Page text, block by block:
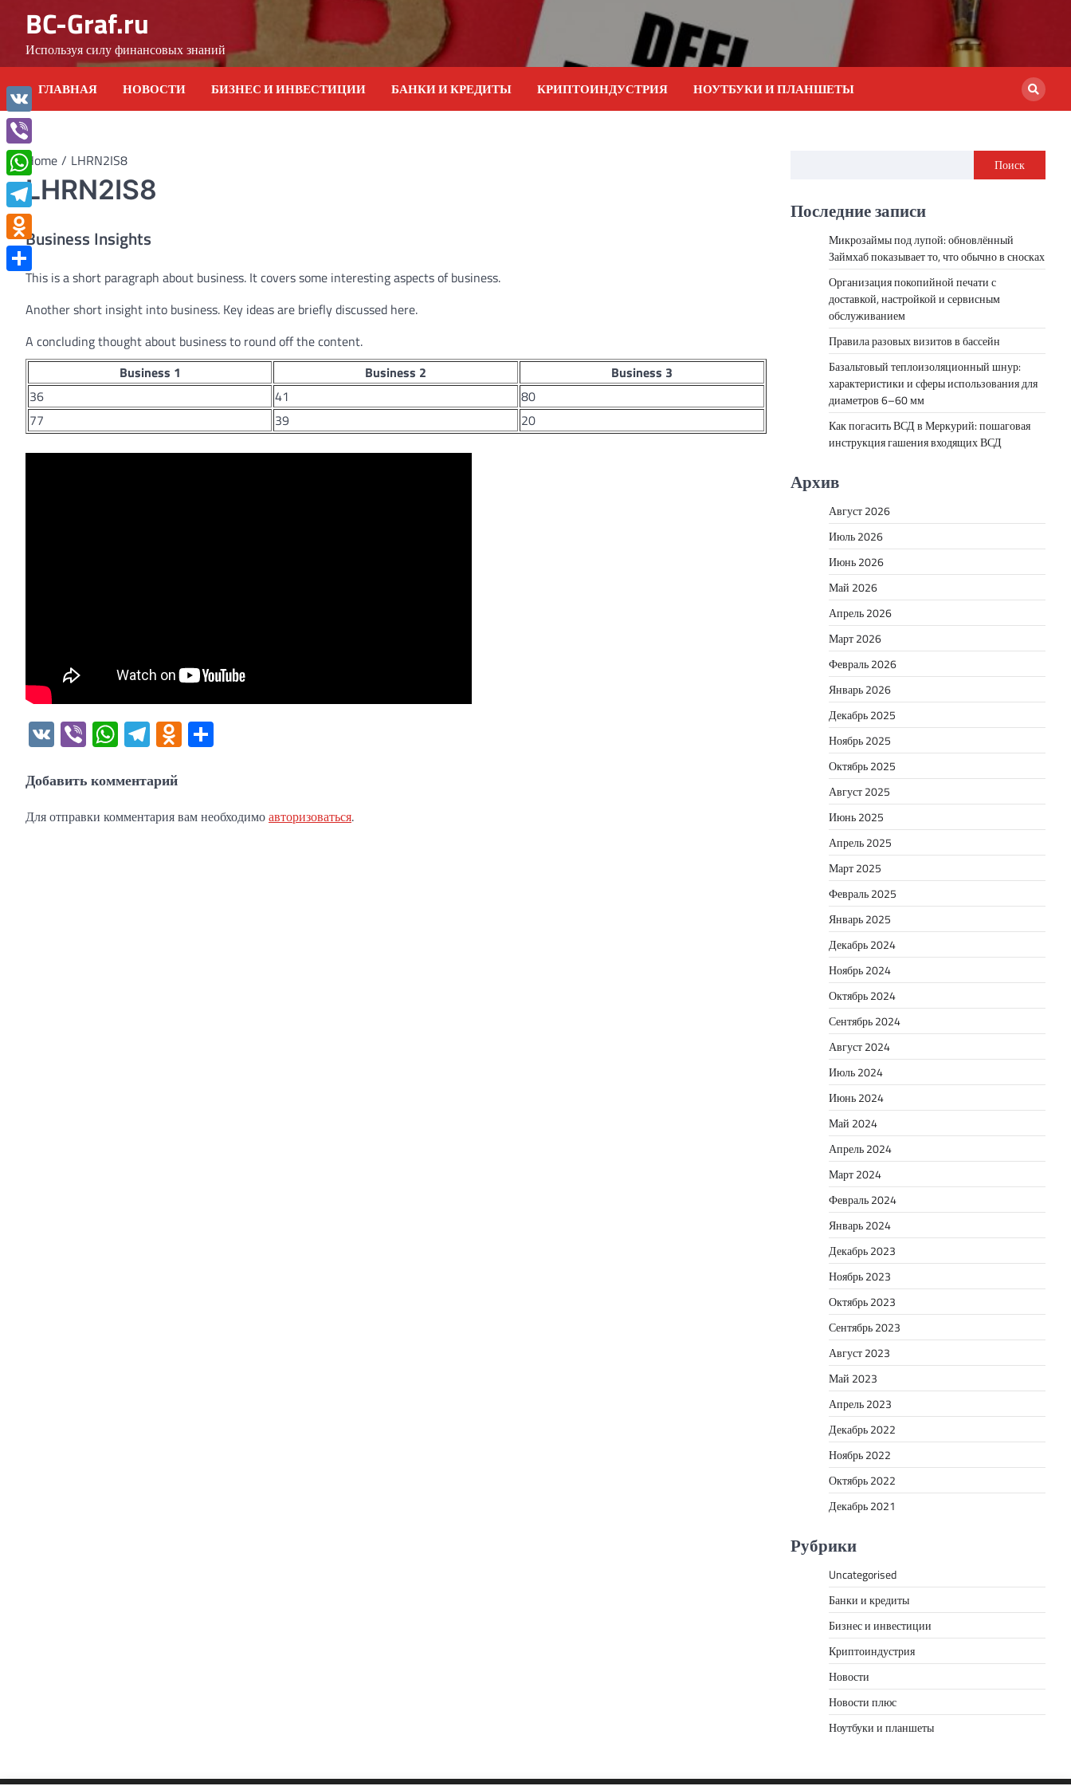
content
BC-Graf.ru
Используя силу финансовых знаний
ГЛАВНАЯ НОВОСТИ БИЗНЕС И ИНВЕСТИЦИИ БАНКИ И КРЕДИТЫ КРИПТОИНДУСТРИЯ НОУТБУКИ И ПЛАНШЕТЫ
Home LHRN2IS8
LHRN2IS8
Business Insights
This is a short paragraph about business. It covers some interesting aspects of business.
Another short insight into business. Key ideas are briefly discussed here.
A concluding thought about business to round off the content.
Business 1
Business 2
Business 3
36
41
80
77
39 20
VK ViberWhatsApp
Telegram
Odnoklassniki
Добавить комментарий
Для отправки комментария вам необходимоавторизоваться.
Поиск
Последние записи
Микрозаймы под лупой: обновлённый
Займхаб показывает то, что обычно в сносках
Организация покопийной печати с
доставкой, настройкой и сервисным
обслуживанием
Правила разовых визитов в бассейн
Базальтовый теплоизоляционный шнур:
характеристики и сферы использования для
диаметров 6–60 мм
Как погасить ВСД в Меркурий: пошаговая
инструкция гашения входящих ВСД
Архив
Август 2026
Июль 2026
Июнь 2026
Май 2026
Апрель 2026
Март 2026
Февраль 2026
Январь 2026
Декабрь 2025
Ноябрь 2025
Октябрь 2025
Август 2025
Июнь 2025
Апрель 2025
Март 2025
Февраль 2025
Январь 2025
Декабрь 2024
Ноябрь 2024
Октябрь 2024
Сентябрь 2024
Август 2024
Июль 2024
Июнь 2024
Май 2024
Апрель 2024
Март 2024
Февраль 2024
Январь 2024
Декабрь 2023
Ноябрь 2023
Октябрь 2023
Сентябрь 2023
Август 2023
Май 2023
Апрель 2023
Декабрь 2022
Ноябрь 2022
Октябрь 2022
Декабрь 2021
Рубрики
Uncategorised
Банки и кредиты
Бизнес и инвестиции
Криптоиндустрия
Новости
Новости плюс
Ноутбуки и планшеты
VK
Viber
WhatsApp
Telegram
Odnoklassniki
Отправить